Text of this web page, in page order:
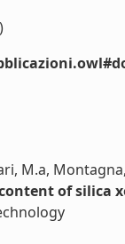
M.a,
of silica